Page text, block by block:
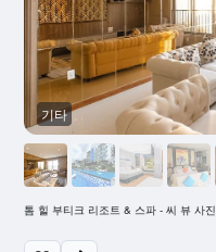
기타
톰 힐 부티크 리조트 & 스파 - 씨 뷰 사진